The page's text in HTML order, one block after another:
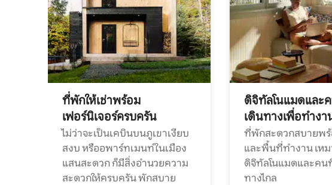
ที่พักให้เช่าพร้อม
เฟอร์นิเจอร์ครบครัน
ไม่ว่าจะเป็นเคบินบนภูเขาเงียบ
สงบ หรืออพาร์ทเมนท์ในเมือง
แสนสะดวก ก็มีสิ่งอำนวยความ
สะดวกให้ครบครัน พักสบาย
ดิจิทัลโนแมดและ
เดินทางเพื่อทำงา
ที่พักสะดวกสบายพร้
และพื้นที่ทำงาน เห
ดิจิทัลโนแมดและคน
ทางไกล